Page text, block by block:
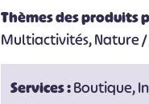
Thèmes des produits
Multiactivités, Nature /
Services :Boutique,